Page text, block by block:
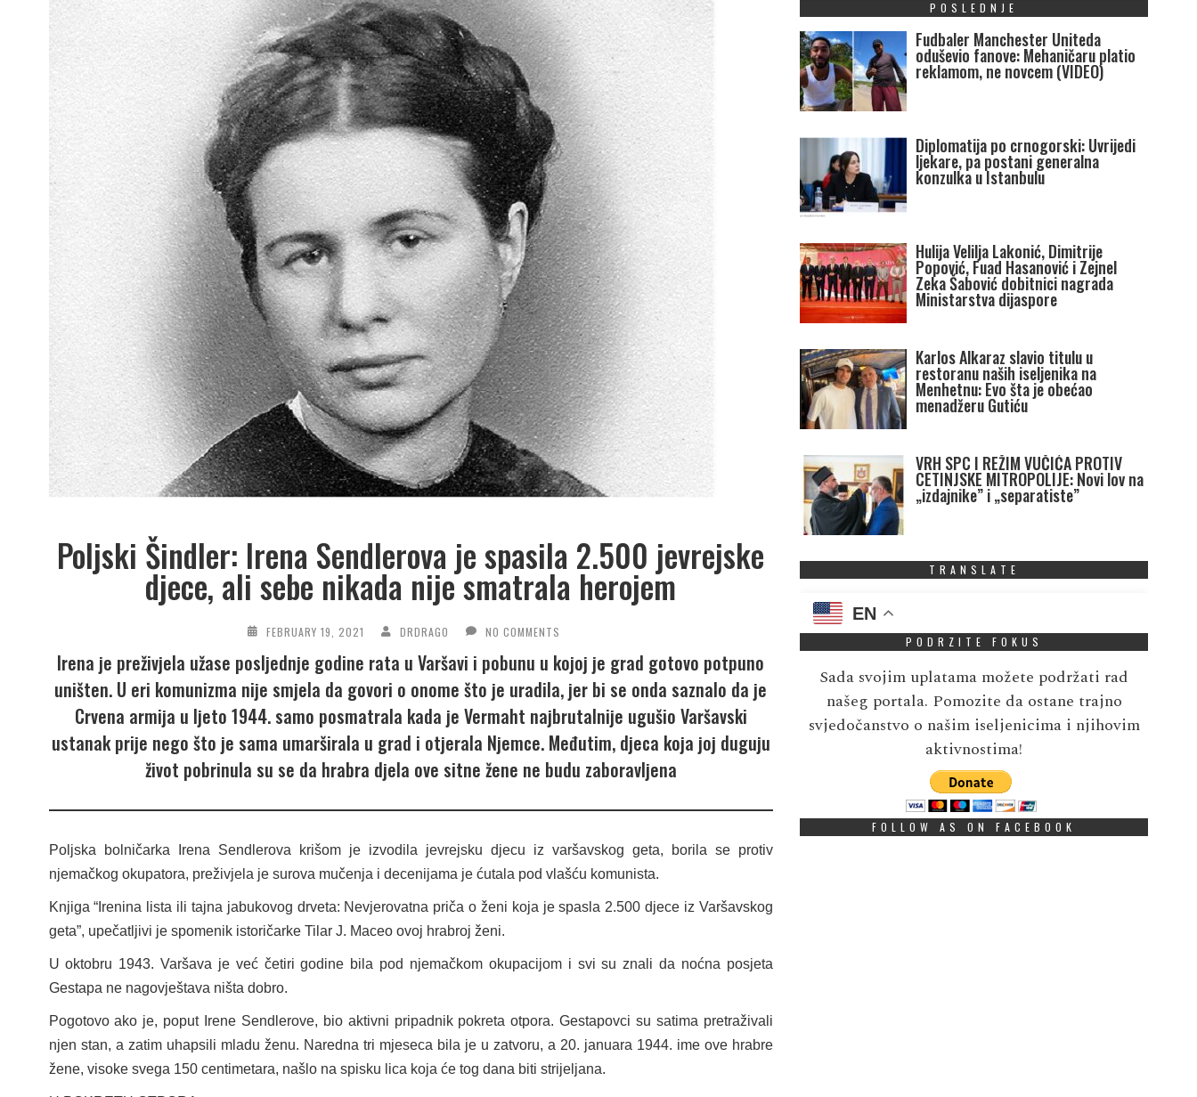
Poljski Šindler: Irena Sendlerova je spasila 2.500 jevrejske
djece, ali sebe nikada nije smatrala herojem
FEBRUARY 19, 2021 DRDRAGO NO COMMENTS
Irena je preživjela užase posljednje godine rata u Varšavi i pobunu u kojoj je grad gotovo potpuno
uništen. U eri komunizma nije smjela da govori o onome što je uradila, jer bi se onda saznalo da je
Crvena armija u ljeto 1944. samo posmatrala kada je Vermaht najbrutalnije ugušio Varšavski
ustanak prije nego što je sama umarširala u grad i otjerala Njemce. Međutim, djeca koja joj duguju
život pobrinula su se da hrabra djela ove sitne žene ne budu zaboravljena
Poljska bolničarka Irena Sendlerova krišom je izvodila jevrejsku djecu iz varšavskog geta, borila se protiv
njemačkog okupatora, preživjela je surova mučenja i decenijama je ćutala pod vlašću komunista.
Knjiga “Irenina lista ili tajna jabukovog drveta: Nevjerovatna priča o ženi koja je spasla 2.500 djece iz Varšavskog
geta”, upečatljivi je spomenik istoričarke Tilar J. Maceo ovoj hrabroj ženi.
U oktobru 1943. Varšava je već četiri godine bila pod njemačkom okupacijom i svi su znali da noćna posjeta
Gestapa ne nagovještava ništa dobro.
Pogotovo ako je, poput Irene Sendlerove, bio aktivni pripadnik pokreta otpora. Gestapovci su satima pretraživali
njen stan, a zatim uhapsili mladu ženu. Naredna tri mjeseca bila je u zatvoru, a 20. januara 1944. ime ove hrabre
žene, visoke svega 150 centimetara, našlo na spisku lica koja će tog dana biti strijeljana.
POSLEDNJE
Fudbaler Manchester Uniteda
oduševio fanove: Mehaničaru platio
reklamom, ne novcem (VIDEO)
Diplomatija po crnogorski: Uvrijedi
ljekare, pa postani generalna
konzulka u Istanbulu
Hulija Velilja Lakonić, Dimitrije
Popović, Fuad Hasanović i Zejnel
Zeka Šabović dobitnici nagrada
Ministarstva dijaspore
Karlos Alkaraz slavio titulu u
restoranu naših iseljenika na
Menhetnu: Evo šta je obećao
menadžeru Gutiću
VRH SPC I REŽIM VUČIĆA PROTIV
CETINJSKE MITROPOLIJE: Novi lov na
„izdajnike” i „separatiste”
TRANSLATE
EN
PODRZITE FOKUS
Sada svojim uplatama možete podržati rad
našeg portala. Pomozite da ostane trajno
svjedočanstvo o našim iseljenicima i njihovim
aktivnostima!
FOLLOW AS ON FACEBOOK